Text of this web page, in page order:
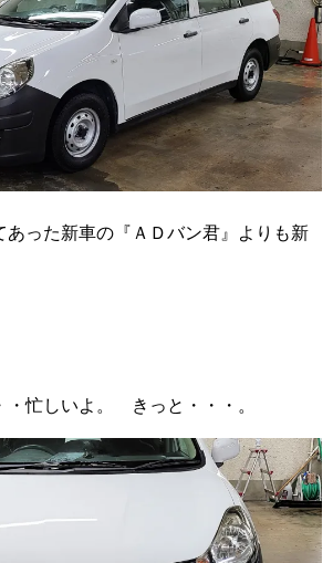
あった新車の『ＡＤバン君』よりも新
・忙しいよ。 きっと・・・。